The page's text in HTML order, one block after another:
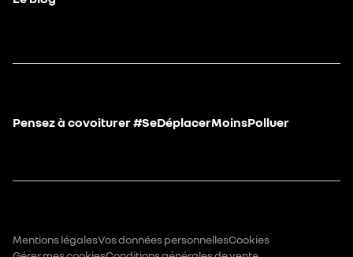
Pensez à covoiturer #SeDéplacerMoinsPolluer
Mentions légalesVos données personnellesCookies